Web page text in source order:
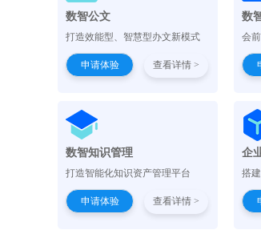
数智公文
打造效能型、智慧型办文新模式
申请体验 查看详情 >
数
会
数智知识管理
打造智能化知识资产管理平台
申请体验 查看详情 >
企
搭